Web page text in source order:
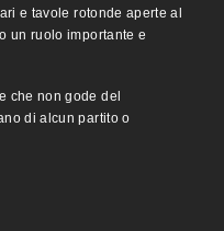
e tavole rotonde aperte al
un ruolo importante e
che non gode del
di alcun partito o